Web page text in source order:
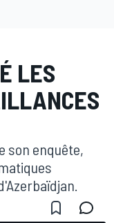
LES
son enquête,